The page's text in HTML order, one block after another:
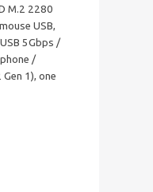
M.2 2280
USB,
5Gbps /
/
1), one